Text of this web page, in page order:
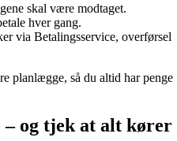
skal være modtaget.
hver gang.
via Betalingsservice, overførsel
planlægge, så du altid har penge
– og tjek at alt kører